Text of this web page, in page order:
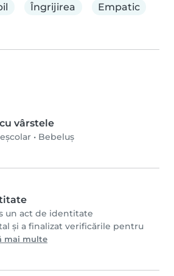
Îngrijirea Empatic
vârstele
• Bebeluș
un act de identitate
și a finalizat verificările pentru
mai multe